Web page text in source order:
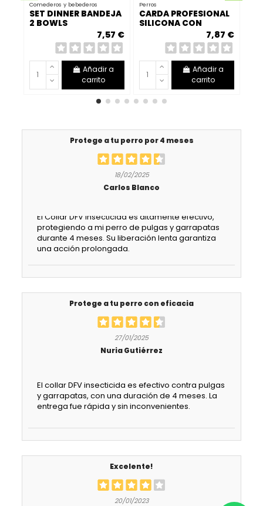
Comederos y bebederos
SET DINNER BANDEJA
2 BOWLS
7,57 €
Añadir a
carrito
Perros
CARDA PROFESIONAL
SILICONA CON
TERAPÉUTICO –
PEINADO SUAVE Y SIN
TIRONES...
7,87 €
Añadir a
carrito
Protege a tu perro por 4 meses
18/02/2025
Carlos Blanco
El Collar DFV Insecticida es altamente efectivo,
protegiendo a mi perro de pulgas y garrapatas
durante 4 meses. Su liberación lenta garantiza
una acción prolongada.
Protege a tu perro con eficacia
27/01/2025
Nuria Gutiérrez
El collar DFV insecticida es efectivo contra pulgas
y garrapatas, con una duración de 4 meses. La
entrega fue rápida y sin inconvenientes.
Excelente!
20/01/2023